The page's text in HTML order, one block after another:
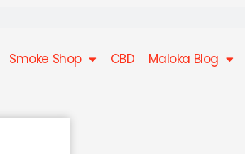
Smoke Shop CBD Maloka Blog